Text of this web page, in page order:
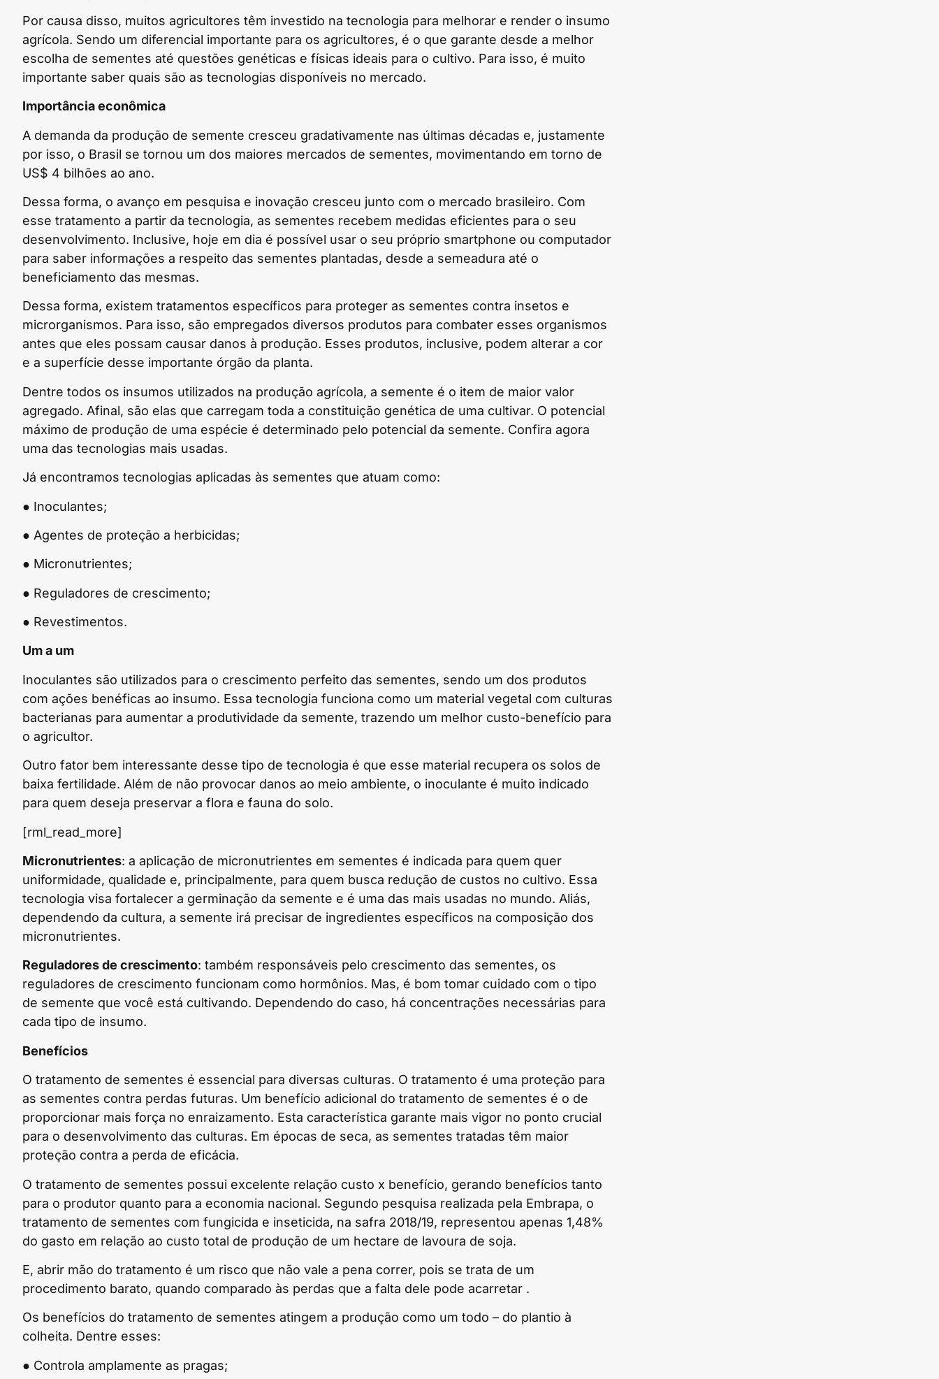
Por causa disso, muitos agricultores têm investido na tecnologia para melhorar e render o insumo
agrícola. Sendo um diferencial importante para os agricultores, é o que garante desde a melhor
escolha de sementes até questões genéticas e físicas ideais para o cultivo. Para isso, é muito
importante saber quais são as tecnologias disponíveis no mercado.
Importância econômica
A demanda da produção de semente cresceu gradativamente nas últimas décadas e, justamente
por isso, o Brasil se tornou um dos maiores mercados de sementes, movimentando em torno de
US$ 4 bilhões ao ano.
Dessa forma, o avanço em pesquisa e inovação cresceu junto com o mercado brasileiro. Com
esse tratamento a partir da tecnologia, as sementes recebem medidas eficientes para o seu
desenvolvimento. Inclusive, hoje em dia é possível usar o seu próprio smartphone ou computador
para saber informações a respeito das sementes plantadas, desde a semeadura até o
beneficiamento das mesmas.
Dessa forma, existem tratamentos específicos para proteger as sementes contra insetos e
microrganismos. Para isso, são empregados diversos produtos para combater esses organismos
antes que eles possam causar danos à produção. Esses produtos, inclusive, podem alterar a cor
e a superfície desse importante órgão da planta.
Dentre todos os insumos utilizados na produção agrícola, a semente é o item de maior valor
agregado. Afinal, são elas que carregam toda a constituição genética de uma cultivar. O potencial
máximo de produção de uma espécie é determinado pelo potencial da semente. Confira agora
uma das tecnologias mais usadas.
Já encontramos tecnologias aplicadas às sementes que atuam como:
● Inoculantes;
● Agentes de proteção a herbicidas;
● Micronutrientes;
● Reguladores de crescimento;
● Revestimentos.
Um a um
Inoculantes são utilizados para o crescimento perfeito das sementes, sendo um dos produtos
com ações benéficas ao insumo. Essa tecnologia funciona como um material vegetal com culturas
bacterianas para aumentar a produtividade da semente, trazendo um melhor custo-benefício para
o agricultor.
Outro fator bem interessante desse tipo de tecnologia é que esse material recupera os solos de
baixa fertilidade. Além de não provocar danos ao meio ambiente, o inoculante é muito indicado
para quem deseja preservar a flora e fauna do solo.
[rml_read_more]
Micronutrientes: a aplicação de micronutrientes em sementes é indicada para quem quer
uniformidade, qualidade e, principalmente, para quem busca redução de custos no cultivo. Essa
tecnologia visa fortalecer a germinação da semente e é uma das mais usadas no mundo. Aliás,
dependendo da cultura, a semente irá precisar de ingredientes específicos na composição dos
micronutrientes.
Reguladores de crescimento: também responsáveis pelo crescimento das sementes, os
reguladores de crescimento funcionam como hormônios. Mas, é bom tomar cuidado com o tipo
de semente que você está cultivando. Dependendo do caso, há concentrações necessárias para
cada tipo de insumo.
Benefícios
O tratamento de sementes é essencial para diversas culturas. O tratamento é uma proteção para
as sementes contra perdas futuras. Um benefício adicional do tratamento de sementes é o de
proporcionar mais força no enraizamento. Esta característica garante mais vigor no ponto crucial
para o desenvolvimento das culturas. Em épocas de seca, as sementes tratadas têm maior
proteção contra a perda de eficácia.
O tratamento de sementes possui excelente relação custo x benefício, gerando benefícios tanto
para o produtor quanto para a economia nacional. Segundo pesquisa realizada pela Embrapa, o
tratamento de sementes com fungicida e inseticida, na safra 2018/19, representou apenas 1,48%
do gasto em relação ao custo total de produção de um hectare de lavoura de soja.
E, abrir mão do tratamento é um risco que não vale a pena correr, pois se trata de um
procedimento barato, quando comparado às perdas que a falta dele pode acarretar .
Os benefícios do tratamento de sementes atingem a produção como um todo – do plantio à
colheita. Dentre esses:
● Controla amplamente as pragas;